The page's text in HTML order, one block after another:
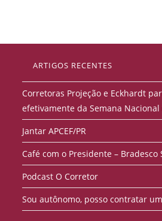
ARTIGOS RECENTES
Corretoras Projeção e Eckhardt
efetivamente da Semana Nacional
Jantar APCEF/PR
Café com o Presidente – Bradesco
Podcast O Corretor
Sou autônomo, posso contratar